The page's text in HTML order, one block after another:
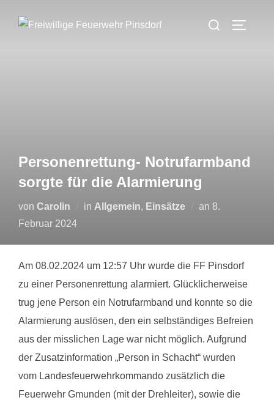
Inhalt
Suchen
Personenrettung- Notrufarmband
sorgte für die Alarmierung
von Carolin in Allgemein, Einsätze an Veröffentlicht
8.
Februar 2024
Am 08.02.2024 um 12:57 Uhr wurde die FF Pinsdorf
zu einer Personenrettung alarmiert. Glücklicherweise
trug jene Person ein Notrufarmband und konnte so die
Alarmierung auslösen, den ein selbständiges Befreien
aus der misslichen Lage war nicht möglich. Aufgrund
der Zusatzinformation „Person in Schacht“ wurden
vom Landesfeuerwehrkommando zusätzlich die
Feuerwehr Gmunden (mit der Drehleiter), sowie die